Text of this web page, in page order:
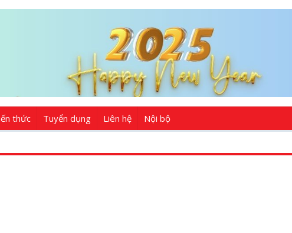
thức Tuyển dụng Liên hệ Nội bộ